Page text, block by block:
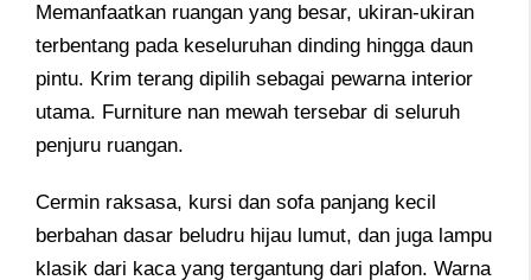
Memanfaatkan ruangan yang besar, ukiran-ukiran
terbentang pada keseluruhan dinding hingga daun
pintu. Krim terang dipilih sebagai pewarna interior
utama. Furniture nan mewah tersebar di seluruh
penjuru ruangan.
Cermin raksasa, kursi dan sofa panjang kecil
berbahan dasar beludru hijau lumut, dan juga lampu
klasik dari kaca yang tergantung dari plafon. Warna